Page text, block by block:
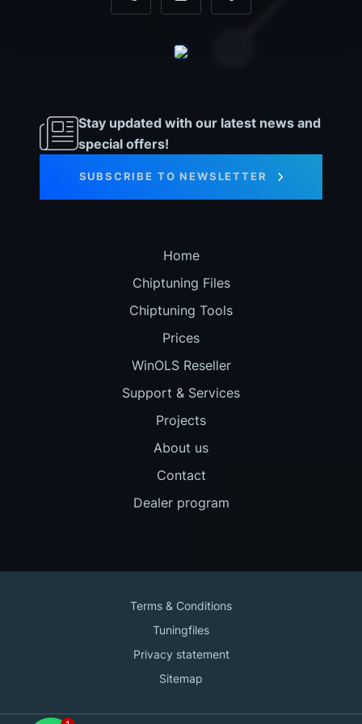
+31 35 820 0967
info@dyno-For tool support,
Stay updated with our latest news and
special offers!
SUBSCRIBE TO NEWSLETTER
Home
Chiptuning Files
Chiptuning Tools
Prices
WinOLS Reseller
Support & Services
Projects
About us
Contact
Dealer program
Terms & Conditions
Tuningfiles
Privacy statement
Sitemap